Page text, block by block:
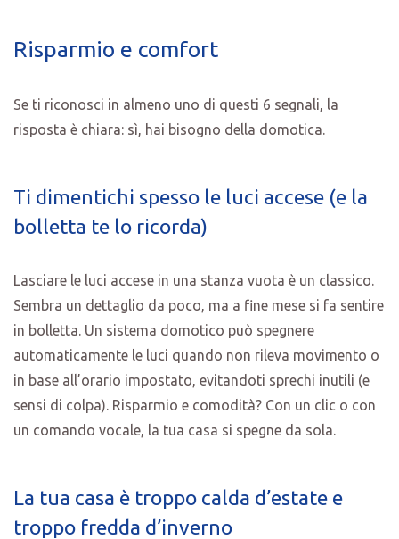
Risparmio e comfort
Se ti riconosci in almeno uno di questi 6 segnali, la
risposta è chiara: sì, hai bisogno della domotica.
Ti dimentichi spesso le luci accese (e la
bolletta te lo ricorda)
Lasciare le luci accese in una stanza vuota è un classico.
Sembra un dettaglio da poco, ma a fine mese si fa sentire
in bolletta. Un sistema domotico può spegnere
automaticamente le luci quando non rileva movimento o
in base all’orario impostato, evitandoti sprechi inutili (e
sensi di colpa). Risparmio e comodità? Con un clic o con
un comando vocale, la tua casa si spegne da sola.
La tua casa è troppo calda d’estate e
troppo fredda d’inverno